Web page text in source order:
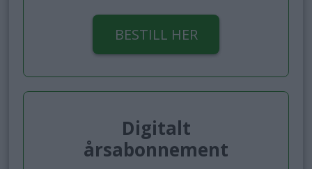
BESTILL HER
Digitalt
årsabonnement